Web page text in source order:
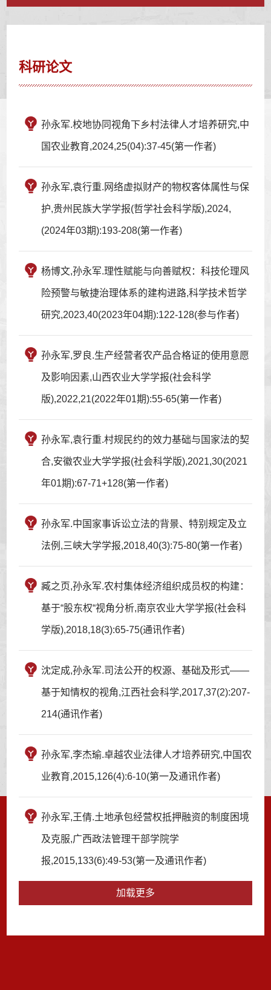
科研论文
孙永军.校地协同视角下乡村法律人才培养研究,中
国农业教育,2024,25(04):37-45(第一作者)
孙永军,袁行重.网络虚拟财产的物权客体属性与保
护,贵州民族大学学报(哲学社会科学版),2024,
(2024年03期):193-208(第一作者)
杨博文,孙永军.理性赋能与向善赋权：科技伦理风
险预警与敏捷治理体系的建构进路,科学技术哲学
研究,2023,40(2023年04期):122-128(参与作者)
孙永军,罗良.生产经营者农产品合格证的使用意愿
及影响因素,山西农业大学学报(社会科学
版),2022,21(2022年01期):55-65(第一作者)
孙永军,袁行重.村规民约的效力基础与国家法的契
合,安徽农业大学学报(社会科学版),2021,30(2021
年01期):67-71+128(第一作者)
孙永军.中国家事诉讼立法的背景、特别规定及立
法例,三峡大学学报,2018,40(3):75-80(第一作者)
臧之页,孙永军.农村集体经济组织成员权的构建：
基于“股东权“视角分析,南京农业大学学报(社会科
学版),2018,18(3):65-75(通讯作者)
沈定成,孙永军.司法公开的权源、基础及形式——
基于知情权的视角,江西社会科学,2017,37(2):207-
214(通讯作者)
孙永军,李杰瑜.卓越农业法律人才培养研究,中国农
业教育,2015,126(4):6-10(第一及通讯作者)
孙永军,王倩.土地承包经营权抵押融资的制度困境
及克服,广西政法管理干部学院学
报,2015,133(6):49-53(第一及通讯作者)
加载更多